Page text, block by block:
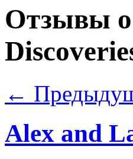
Отзывы о
←
Alex and